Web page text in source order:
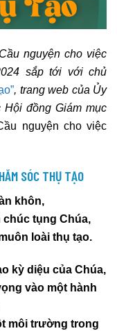
nguyện cho việc
sắp tới với chủ
, trang web của Ủy
đồng Giám mục
nguyện cho việc
SÓC THỤ TẠO
khôn,
tụng Chúa,
loài thụ tạo.
kỳ diệu của Chúa,
vào một hành
môi trường trong